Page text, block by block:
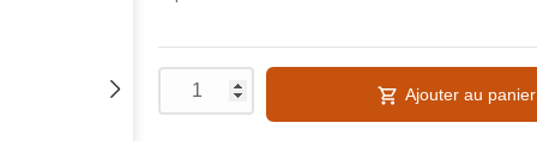
Ajouter au panier